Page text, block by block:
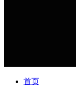
首页